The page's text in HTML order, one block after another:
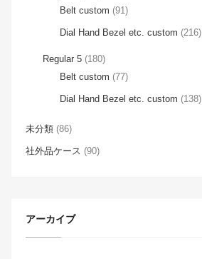
Belt custom (91)
Dial Hand Bezel etc. custom (216)
Regular 5 (180)
Belt custom (77)
Dial Hand Bezel etc. custom (138)
未分類 (86)
社外品ケース (90)
アーカイブ